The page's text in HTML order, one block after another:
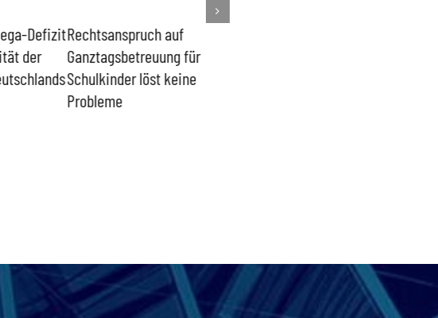
Defizit
der
Rechtsanspruch auf
Ganztagsbetreuung für
Schulkinder löst keine
Probleme